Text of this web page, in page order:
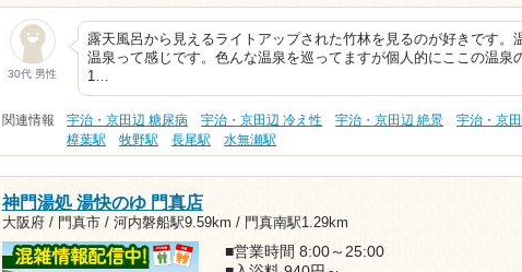
30代 男性
露天風呂から見えるライトアップされた竹林を見るのが好きです。
温泉って感じです。色んな温泉を巡ってますが個人的にここの温泉
1…
関連情報 宇治・京田辺 糖尿病 宇治・京田辺 冷え性 宇治・京田辺 絶景
宇治・京
樟葉駅
牧野駅 長尾駅 水無瀬駅
神門湯処 湯快のゆ 門真店
大阪府 / 門真市 / 河内磐船駅9.59km / 門真南駅1.29km
■営業時間 8:00～25:00